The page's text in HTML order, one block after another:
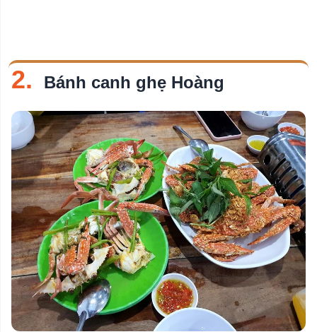
2. Bánh canh ghẹ Hoàng